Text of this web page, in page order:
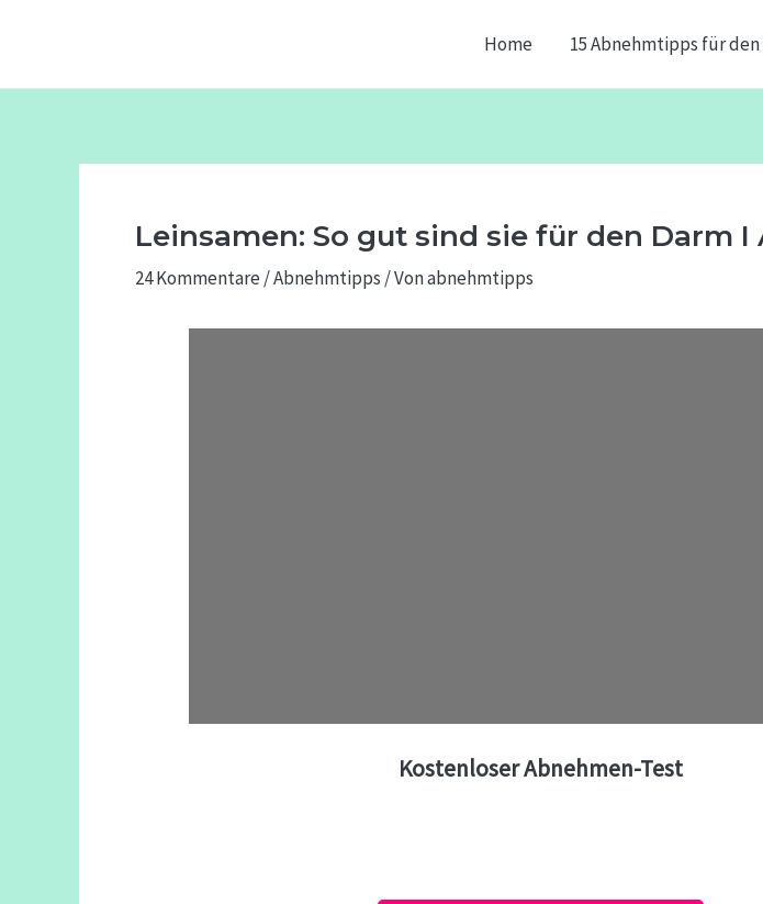
Home 15 Abnehmtipps für
Leinsamen: So gut sind sie für den Darm I
24 Kommentare /Abnehmtipps / Vonabnehmtipps
Kostenloser Abnehmen-Test